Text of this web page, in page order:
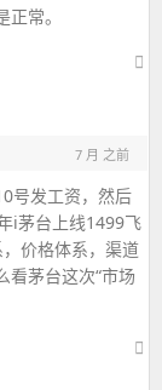
常。
7 月 之前
号发工资，然后
i茅台上线1499飞
价格体系，渠道
看茅台这次“市场